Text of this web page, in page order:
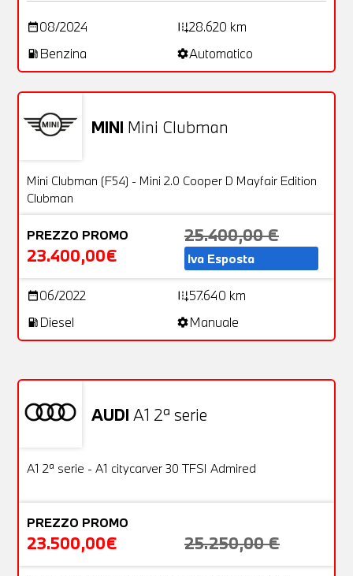
date_range08/2024 add_road28.620 km
local_gas_station Benzina settingsAutomatico
MINI Mini Clubman
OFFERTA
Mini Clubman (F54) - Mini 2.0 Cooper D Mayfair Edition
Clubman
PREZZO PROMO
23.400,00€
25.400,00 €
Iva Esposta
date_range06/2022 add_road57.640 km
local_gas_station Diesel settingsManuale
Non stai trovando ciò che cerchi?
Richiedici un auto liberamente
AUDI A1 2ª serie
OFFERTA
A1 2ª serie - A1 citycarver 30 TFSI Admired
PREZZO PROMO
23.500,00€ 25.250,00 €